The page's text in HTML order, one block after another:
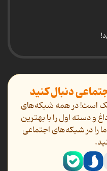
دنبال کنید
است! در همه شبکه‌های
و دسته اول را با بهترین
را در شبکه‌های اجتماعی